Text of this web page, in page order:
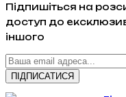
Підпишіться на
доступ до
іншого